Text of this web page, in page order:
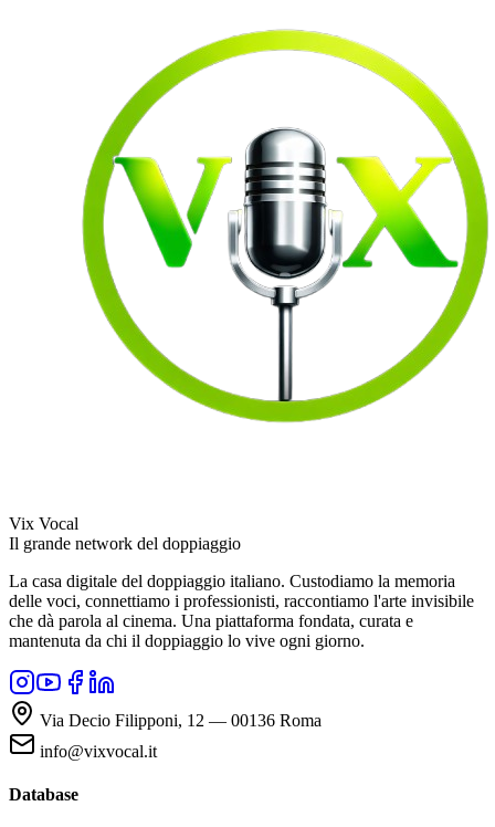
Vix Vocal
Il grande network del doppiaggio
La casa digitale del doppiaggio italiano. Custodiamo la memoria
delle voci, connettiamo i professionisti, raccontiamo l'arte invisibile
che dà parola al cinema. Una piattaforma fondata, curata e
mantenuta da chi il doppiaggio lo vive ogni giorno.
Via Decio Filipponi, 12 — 00136 Roma
info@vixvocal.it
Database